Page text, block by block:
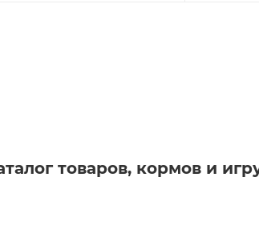
товаров, кормов и